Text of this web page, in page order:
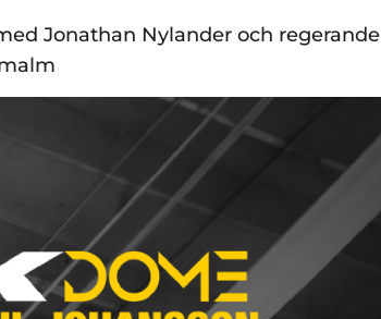
Jonathan Nylander och regerande